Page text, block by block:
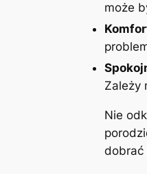
może
Zależy
Nie
dobrać